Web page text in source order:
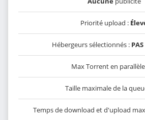
Priorité upload :
Hébergeurs sélectionnés :
Max Torrent en
Taille maximale de la
Temps de download et d'upload